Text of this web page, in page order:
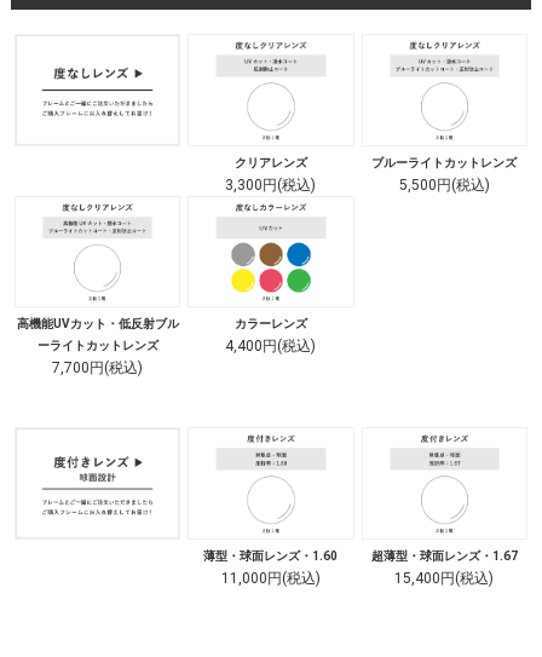
クリアレンズ
3,300円(税込)
ブルーライトカットレンズ
5,500円(税込)
高機能UVカット・低反射ブル
ーライトカットレンズ
7,700円(税込)
カラーレンズ
4,400円(税込)
薄型・球面レンズ・1.60
11,000円(税込)
超薄型・球面レンズ・1.67
15,400円(税込)